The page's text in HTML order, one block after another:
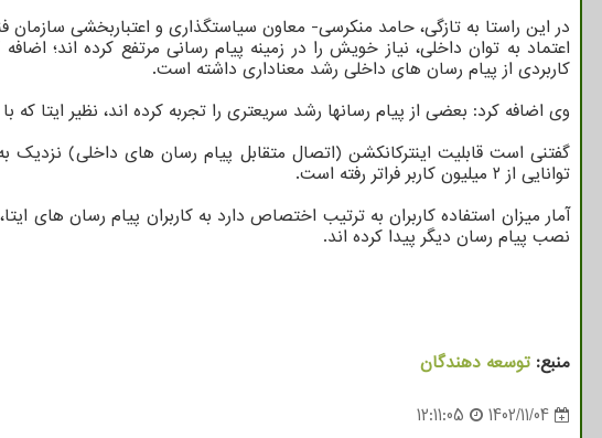
در این راستا به تازگی، حامد منکرسی- معاون سیاستگذاری و اعتباربخشی
کاربردی از پیام رسان های داخلی رشد معناداری داشته است.
وی اضافه کرد: بعضی از پیام رسانها رشد سریعتری را تجربه کرده اند، نظیر ایتا که با رشد ۹ برابری کاربران و ۱۵ برابری ترافیک همراه
توانایی از ۲ میلیون کاربر فراتر رفته است.
آمار میزان استفاده کاربران به ترتیب اختصاص دارد به کاربران پیام رسان های
نصب پیام رسان دیگر پیدا کرده اند.
منبع: توسعه دهندگان
1402/11/04
12:11:05